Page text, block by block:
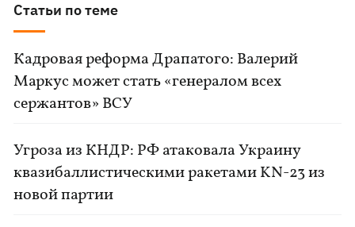
Статьи по теме
Кадровая реформа Драпатого: Валерий
Маркус может стать «генералом всех
сержантов» ВСУ
Угроза из КНДР: РФ атаковала Украину
квазибаллистическими ракетами KN-23 из
новой партии